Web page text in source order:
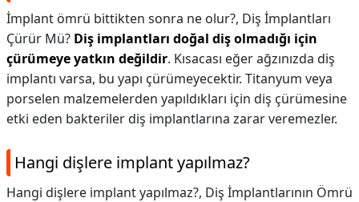
İmplant ömrü bittikten sonra ne olur?, Diş İmplantları
Çürür Mü? Diş implantları doğal diş olmadığı için
çürümeye yatkın değildir. Kısacası eğer ağzınızda diş
implantı varsa, bu yapı çürümeyecektir. Titanyum veya
porselen malzemelerden yapıldıkları için diş çürümesine
etki eden bakteriler diş implantlarına zarar veremezler.
Hangi dişlere implant yapılmaz?
Hangi dişlere implant yapılmaz?, Diş İmplantlarının Ömrü